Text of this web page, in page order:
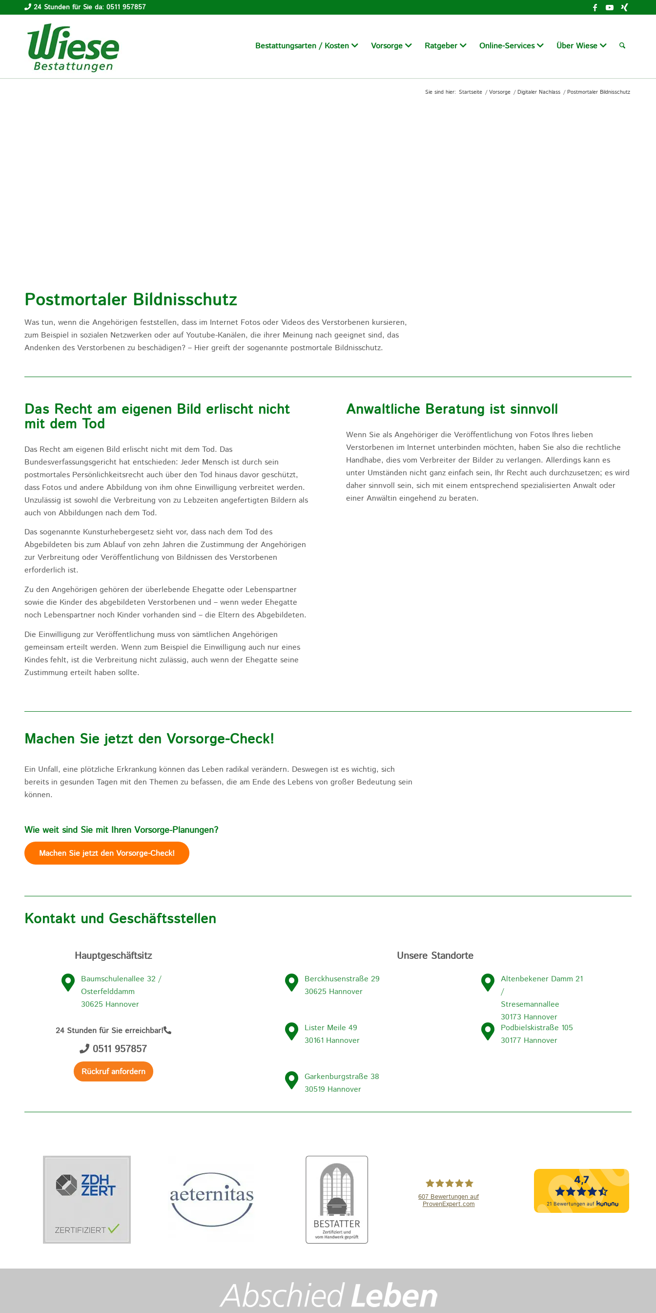
24 Stunden für Sie da: 0511 957857
Bestattungsarten / Kosten Vorsorge Ratgeber Online-Services Über Wiese
Sie sind hier: Startseite /Vorsorge / Digitaler Nachlass / Postmortaler Bildnisschutz
Postmortaler Bildnisschutz
Was tun, wenn die Angehörigen feststellen, dass im Internet Fotos oder Videos des Verstorbenen kursieren,
zum Beispiel in sozialen Netzwerken oder auf Youtube-Kanälen, die ihrer Meinung nach geeignet sind, das
Andenken des Verstorbenen zu beschädigen? – Hier greift der sogenannte postmortale Bildnisschutz.
Das Recht am eigenen Bild erlischt nicht
mit dem Tod
Das Recht am eigenen Bild erlischt nicht mit dem Tod. Das
Bundesverfassungsgericht hat entschieden: Jeder Mensch ist durch sein
postmortales Persönlichkeitsrecht auch über den Tod hinaus davor geschützt,
dass Fotos und andere Abbildung von ihm ohne Einwilligung verbreitet werden.
Unzulässig ist sowohl die Verbreitung von zu Lebzeiten angefertigten Bildern als
auch von Abbildungen nach dem Tod.
Das sogenannte Kunsturhebergesetz sieht vor, dass nach dem Tod des
Abgebildeten bis zum Ablauf von zehn Jahren die Zustimmung der Angehörigen
zur Verbreitung oder Veröffentlichung von Bildnissen des Verstorbenen
erforderlich ist.
Zu den Angehörigen gehören der überlebende Ehegatte oder Lebenspartner
sowie die Kinder des abgebildeten Verstorbenen und – wenn weder Ehegatte
noch Lebenspartner noch Kinder vorhanden sind – die Eltern des Abgebildeten.
Die Einwilligung zur Veröffentlichung muss von sämtlichen Angehörigen
gemeinsam erteilt werden. Wenn zum Beispiel die Einwilligung auch nur eines
Kindes fehlt, ist die Verbreitung nicht zulässig, auch wenn der Ehegatte seine
Zustimmung erteilt haben sollte.
Anwaltliche Beratung ist sinnvoll
Wenn Sie als Angehöriger die Veröffentlichung von Fotos Ihres lieben
Verstorbenen im Internet unterbinden möchten, haben Sie also die rechtliche
Handhabe, dies vom Verbreiter der Bilder zu verlangen. Allerdings kann es
unter Umständen nicht ganz einfach sein, Ihr Recht auch durchzusetzen; es wird
daher sinnvoll sein, sich mit einem entsprechend spezialisierten Anwalt oder
einer Anwältin eingehend zu beraten.
Machen Sie jetzt den Vorsorge-Check!
Ein Unfall, eine plötzliche Erkrankung können das Leben radikal verändern. Deswegen ist es wichtig, sich
bereits in gesunden Tagen mit den Themen zu befassen, die am Ende des Lebens von großer Bedeutung sein
können.
Wie weit sind Sie mit Ihren Vorsorge-Planungen?
Machen Sie jetzt den Vorsorge-Check!
Kontakt und Geschäftsstellen
Hauptgeschäftsitz
Baumschulenallee 32 /
Osterfelddamm
30625 Hannover
24 Stunden für Sie erreichbar!
0511 957857
Rückruf anfordern
Unsere Standorte
Berckhusenstraße 29
30625 Hannover
Altenbekener Damm 21
/
Stresemannallee
30173 Hannover
Lister Meile 49
30161 Hannover
Podbielskistraße 105
30177 Hannover
Garkenburgstraße 38
30519 Hannover
607 Bewertungen auf
ProvenExpert.com